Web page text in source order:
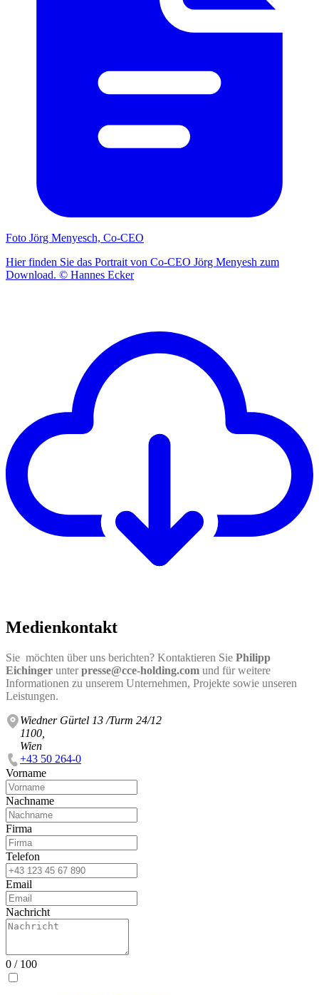
Foto Jörg Menyesch, Co-CEO
Hier finden Sie das Portrait von Co-CEO Jörg Menyesh zum
Download. © Hannes Ecker
Medienkontakt
Sie möchten über uns berichten? Kontaktieren Sie Philipp
Eichinger unterpresse@cce-holding.com und für weitere
Informationen zu unserem Unternehmen, Projekte sowie unseren
Leistungen.
Wiedner Gürtel 13 /Turm 24/12
1100,
Wien
+43 50 264-0
Vorname
Nachname
Firma
Telefon
Email
Nachricht
0 / 100